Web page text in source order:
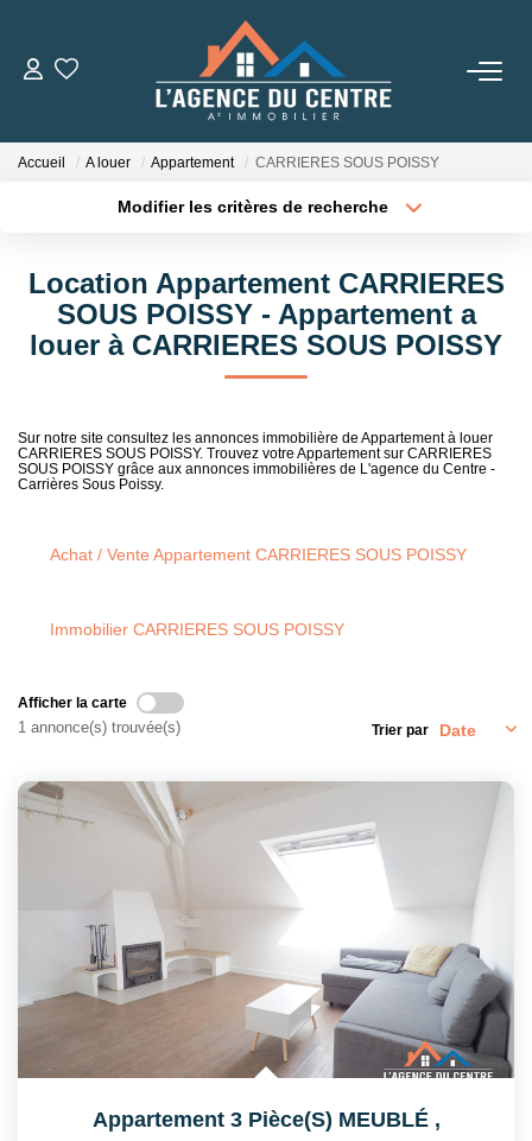
VENTES
Nos Conseils
Estimation
L' AGENCE
Accueil A louer Appartement CARRIERES SOUS POISSY
Modifier les critères de recherche
Type de bien
Budget max Plus de critères
Location Appartement CARRIERES
SOUS POISSY - Appartement a
louer à CARRIERES SOUS POISSY
Sur notre site consultez les annonces immobilière de Appartement à louer
CARRIERES SOUS POISSY. Trouvez votre Appartement sur CARRIERES
SOUS POISSY grâce aux annonces immobilières de L'agence du Centre -
Carrières Sous Poissy.
Achat / Vente Appartement CARRIERES SOUS POISSY
Immobilier CARRIERES SOUS POISSY
Afficher la carte
1 annonce(s) trouvée(s) Trier par
Appartement 3 Pièce(s) MEUBLÉ ,